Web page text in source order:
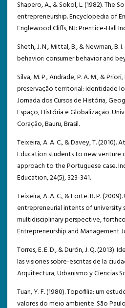
Shapero, A., & Sokol, L. (1982). The
entrepreneurship. Encyclopedia of
Englewood Cliffs, NJ: Prentice-Hall
Sheth, J. N., Mittal, B., & Newman, B.
behavior: consumer behavior and
Silva, M. P., Andrade, P. A. M., &
preservação territorial: identidade
Jornada dos Cursos de História,
Espaço, História e Globalização.
Coração, Bauru, Brasil.
Teixeira, A. A. C., & Davey, T.
Education students to new venture
approach to the Portuguese case.
Education, 24(5), 323-341.
Teixeira, A. A. C., & Forte. R. P.
entrepreneurial intents of university
multidisciplinary perspective,
Entrepreneurship and Management
Torres, E. E. D., & Durón, J. Q.
las visiones sobre-escritas de la
Arquitectura, Urbanismo y Ciencias
Tuan, Y. F. (1980). Topofilia: um
valores do meio ambiente. São